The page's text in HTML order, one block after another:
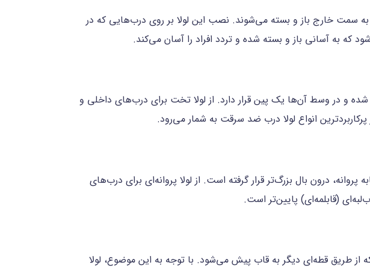
سمت خارج باز و بسته می‌شوند. نصب این لولا بر روی درب‌هایی که در
که به آسانی باز و بسته شده و تردد افراد را آسان می‌کند.
و در وسط آن‌ها یک پین قرار دارد. از لولا تخت برای درب‌های داخلی و
انواع لولا درب ضد سرقت به شمار می‌رود.
درون بال بزرگ‌تر قرار گرفته است. از لولا پروانه‌ای برای درب‌های
(قابلمه‌ای) پایین‌تر است.
طریق قطه‌ای دیگر به قاب پیش می‌شود. با توجه به این موضوع، لولا